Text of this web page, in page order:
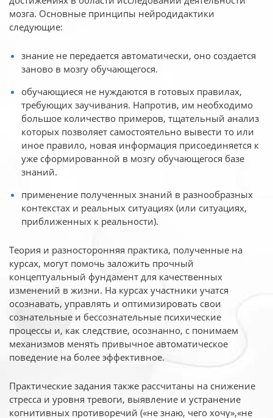
мозга. Основные принципы нейродидактики
следующие:
знание не передается автоматически, оно создается
заново в мозгу обучающегося.
обучающиеся не нуждаются в готовых правилах,
требующих заучивания. Напротив, им необходимо
большое количество примеров, тщательный анализ
которых позволяет самостоятельно вывести то или
иное правило, новая информация присоединяется к
уже сформированной в мозгу обучающегося базе
знаний.
применение полученных знаний в разнообразных
контекстах и реальных ситуациях (или ситуациях,
приближенных к реальности).
Теория и разносторонняя практика, полученные на
курсах, могут помочь заложить прочный
концептуальный фундамент для качественных
изменений в жизни. На курсах участники учатся
осознавать, управлять и оптимизировать свои
сознательные и бессознательные психические
процессы и, как следствие, осознанно, с понимаем
механизмов менять привычное автоматическое
поведение на более эффективное.
Практические задания также рассчитаны на снижение
стресса и уровня тревоги, выявление и устранение
когнитивных противоречий («не знаю, чего хочу»,«не